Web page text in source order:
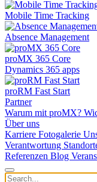
Mobile Time Tracking
Absence Management
proMX 365 Core
Dynamics 365 apps
proRM Fast Start
Partner
Warum mit proMX?
Über uns
Karriere Fotogalerie
Verantwortung
Referenzen Blog